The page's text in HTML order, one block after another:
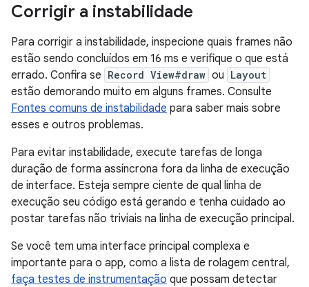
Corrigir a instabilidade
Para corrigir a instabilidade, inspecione quais frames não
estão sendo concluídos em 16 ms e verifique o que está
errado. Confira se Record View#draw ou Layout
estão demorando muito em alguns frames. Consulte
Fontes comuns de instabilidade para saber mais sobre
esses e outros problemas.
Para evitar instabilidade, execute tarefas de longa
duração de forma assíncrona fora da linha de execução
de interface. Esteja sempre ciente de qual linha de
execução seu código está gerando e tenha cuidado ao
postar tarefas não triviais na linha de execução principal.
Se você tem uma interface principal complexa e
importante para o app, como a lista de rolagem central,
faça testes de instrumentação que possam detectar